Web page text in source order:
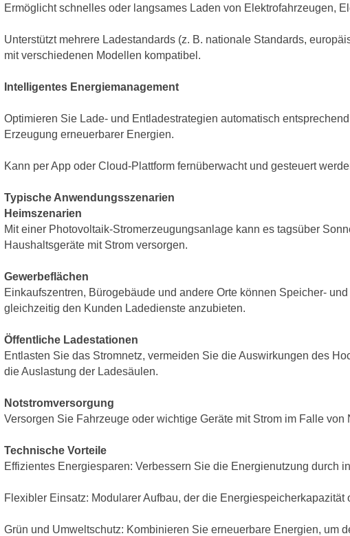
Ermöglicht schnelles oder langsames Laden von Elektrofahrzeugen,
Unterstützt mehrere Ladestandards (z. B. nationale Standards,
mit verschiedenen Modellen kompatibel.
Intelligentes Energiemanagement
Optimieren Sie Lade- und Entladestrategien automatisch
Erzeugung erneuerbarer Energien.
Kann per App oder Cloud-Plattform fernüberwacht und gesteuert
Typische Anwendungsszenarien
Heimszenarien
Mit einer Photovoltaik-Stromerzeugungsanlage kann es tagsüber
Haushaltsgeräte mit Strom versorgen.
Gewerbeflächen
Einkaufszentren, Bürogebäude und andere Orte können Speicher-
gleichzeitig den Kunden Ladedienste anzubieten.
Öffentliche Ladestationen
Entlasten Sie das Stromnetz, vermeiden Sie die Auswirkungen des
die Auslastung der Ladesäulen.
Notstromversorgung
Versorgen Sie Fahrzeuge oder wichtige Geräte mit Strom im Falle
Technische Vorteile
Effizientes Energiesparen: Verbessern Sie die Energienutzung durch
Flexibler Einsatz: Modularer Aufbau, der die
Grün und Umweltschutz: Kombinieren Sie erneuerbare Energien, um